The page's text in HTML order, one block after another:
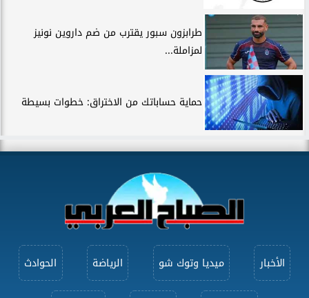
طرابزون سبور يقترب من ضم داروين نونيز
لمزاملة...
حماية حساباتك من الاختراق: خطوات بسيطة
الأخبار ميديا وتوك شو الرياضة الحوادث